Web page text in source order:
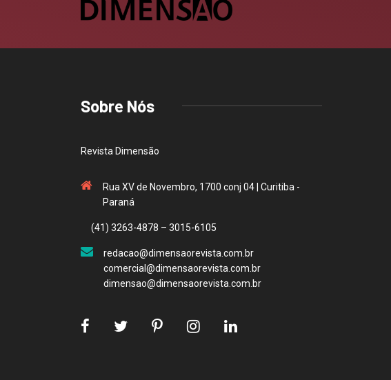
Sobre Nós
Revista Dimensão
Rua XV de Novembro, 1700 conj 04 | Curitiba -
Paraná
(41) 3263-4878 – 3015-6105
redacao@dimensaorevista.com.br
comercial@dimensaorevista.com.br
dimensao@dimensaorevista.com.br